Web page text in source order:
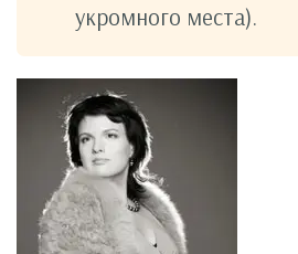
укромного места).